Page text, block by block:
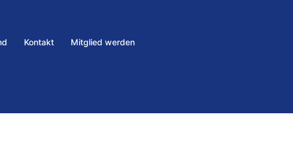
Kontakt Mitglied werden